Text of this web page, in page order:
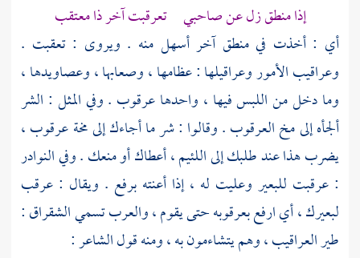
إذا منطق زل عن صاحبي تعرقبت آخر ذا معتقب
أي : أخذت في منطق آخر أسهل منه . ويروى : تعقبت .
وعراقيب الأمور وعراقيلها : عظامها ، وصعابها ، وعصاويدها ،
وما دخل من اللبس فيها ، واحدها عرقوب . وفي المثل : الشر
ألجأه إلى مخ العرقوب . وقالوا : شر ما أجاءك إلى مخة عرقوب ،
يضرب هذا عند طلبك إلى اللئيم ، أعطاك أو منعك . وفي النوادر
: عرقبت للبعير وعليت له ، إذا أعنته برفع . ويقال : عرقب
لبعيرك ، أي ارفع بعرقوبه حتى يقوم ، والعرب تسمي الشقراق :
طير العراقيب ، وهم يتشاءمون به ، ومنه قول الشاعر :